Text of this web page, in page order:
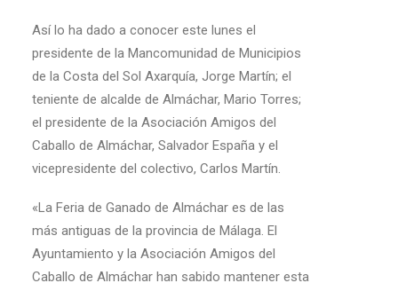
Así lo ha dado a conocer este lunes el
presidente de la Mancomunidad de Municipios
de la Costa del Sol Axarquía, Jorge Martín; el
teniente de alcalde de Almáchar, Mario Torres;
el presidente de la Asociación Amigos del
Caballo de Almáchar, Salvador España y el
vicepresidente del colectivo, Carlos Martín.
«La Feria de Ganado de Almáchar es de las
más antiguas de la provincia de Málaga. El
Ayuntamiento y la Asociación Amigos del
Caballo de Almáchar han sabido mantener esta